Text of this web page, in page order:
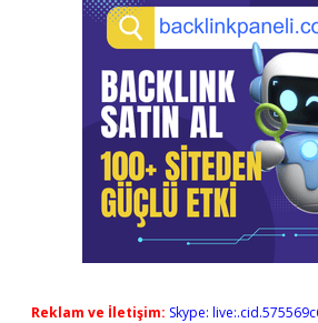
Reklam ve İletişim: Skype: